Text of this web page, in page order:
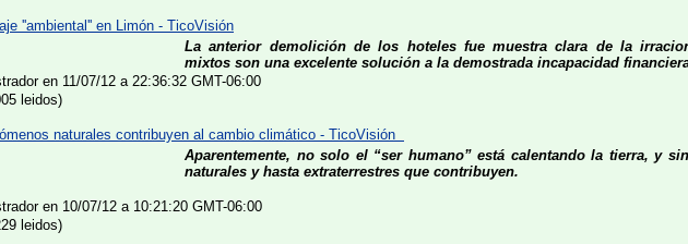
''ambiental'' en Limón - TicoVisión
La anterior demolición de los hoteles fue muestra clara de la
mixtos son una excelente solución a la demostrada incapacidad
en 11/07/12 a 22:36:32 GMT-06:00
leidos)
naturales contribuyen al cambio climático - TicoVisión
Aparentemente, no solo el “ser humano” está calentando la tierra, y
naturales y hasta extraterrestres que contribuyen.
en 10/07/12 a 10:21:20 GMT-06:00
leidos)